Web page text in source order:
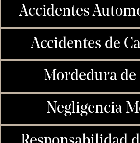
Accidentes
Accidentes de
Mordedura de
Negligencia